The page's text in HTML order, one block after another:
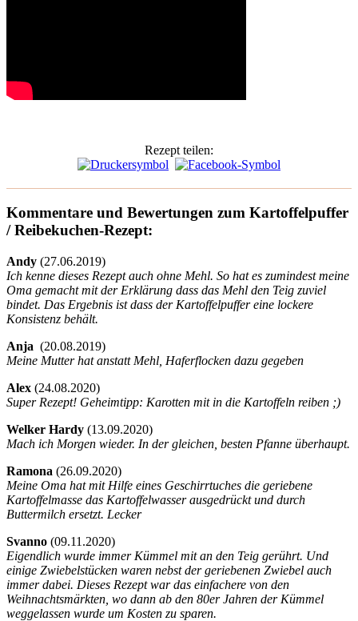
Rezept teilen:
Kommentare und Bewertungen zum Kartoffelpuffer
/ Reibekuchen-Rezept:
Andy (27.06.2019)
Ich kenne dieses Rezept auch ohne Mehl. So hat es zumindest meine
Oma gemacht mit der Erklärung dass das Mehl den Teig zuviel
bindet. Das Ergebnis ist dass der Kartoffelpuffer eine lockere
Konsistenz behält.
Anja (20.08.2019)
Meine Mutter hat anstatt Mehl, Haferflocken dazu gegeben
Alex (24.08.2020)
Super Rezept! Geheimtipp: Karotten mit in die Kartoffeln reiben ;)
Welker Hardy (13.09.2020)
Mach ich Morgen wieder. In der gleichen, besten Pfanne überhaupt.
Ramona (26.09.2020)
Meine Oma hat mit Hilfe eines Geschirrtuches die geriebene
Kartoffelmasse das Kartoffelwasser ausgedrückt und durch
Buttermilch ersetzt. Lecker
Svanno (09.11.2020)
Eigendlich wurde immer Kümmel mit an den Teig gerührt. Und
einige Zwiebelstücken waren nebst der geriebenen Zwiebel auch
immer dabei. Dieses Rezept war das einfachere von den
Weihnachtsmärkten, wo dann ab den 80er Jahren der Kümmel
weggelassen wurde um Kosten zu sparen.